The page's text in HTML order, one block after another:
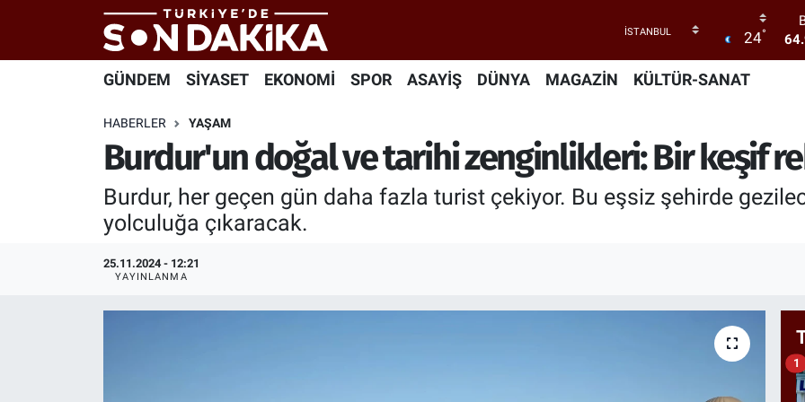
24°
GÜNDEM SİYASET EKONOMİ SPOR ASAYİŞ DÜNYA MAGAZİN KÜLTÜR-SANAT
HABERLER YAŞAM
Burdur'un doğal ve tarihi zenginlikleri: Bir keşif
Burdur, her geçen gün daha fazla turist çekiyor. Bu eşsiz şehirde
yolculuğa çıkaracak.
25.11.2024 - 12:21
YAYINLANMA
1
Hava Durumu
Trafik Durumu
Süper Lig Puan Durumu ve Fikstür
Tüm Manşetler